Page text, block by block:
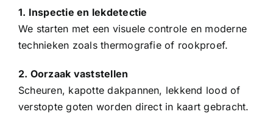
1. Inspectie en lekdetectie
We starten met een visuele controle en moderne
technieken zoals thermografie of rookproef.
2. Oorzaak vaststellen
Scheuren, kapottedakpannen, lekkend lood of
verstopte goten worden direct in kaart gebracht.